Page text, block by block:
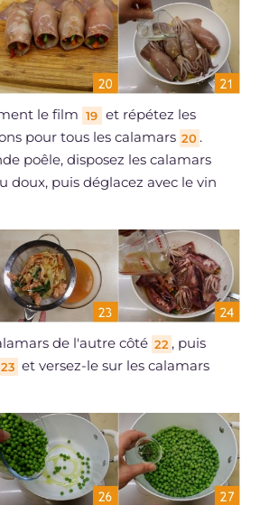
le film 19 et répétez les
pour tous les calamars 20 .
poêle, disposez les calamars
doux, puis déglacez avec le vin
de l'autre côté 22 , puis
23 et versez-le sur les calamars